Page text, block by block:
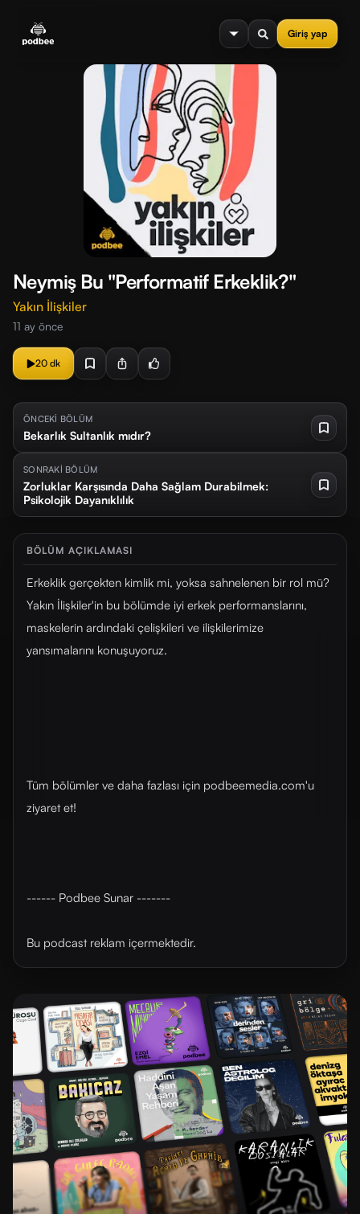
Giriş yap
menu
Neymiş Bu "Performatif Erkeklik?"
Yakın İlişkiler
11 ay önce
20 dk
ÖNCEKİ BÖLÜM
Bekarlık Sultanlık mıdır?
SONRAKİ BÖLÜM
Zorluklar Karşısında Daha Sağlam Durabilmek:
Psikolojik Dayanıklılık
BÖLÜM AÇIKLAMASI
Erkeklik gerçekten kimlik mi, yoksa sahnelenen bir rol mü?
Yakın İlişkiler'in bu bölümde iyi erkek performanslarını,
maskelerin ardındaki çelişkileri ve ilişkilerimize
yansımalarını konuşuyoruz.
Tüm bölümler ve daha fazlası için ⁠⁠⁠⁠⁠⁠podbeemedia.com⁠⁠⁠⁠⁠⁠'u
ziyaret et!
------ Podbee Sunar -------
Bu podcast reklam içermektedir.